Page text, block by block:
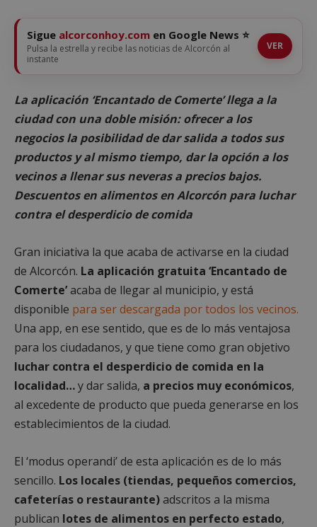
Sigue alcorconhoy.com en Google News ⭐
Pulsa la estrella y recibe las noticias de Alcorcón al
instante
VER
La aplicación ‘Encantado de Comerte’ llega a la
ciudad con una doble misión: ofrecer a los
negocios la posibilidad de dar salida a todos sus
productos y al mismo tiempo, dar la opción a los
vecinos a llenar sus neveras a precios bajos.
Descuentos en alimentos en Alcorcón para luchar
contra el desperdicio de comida
Gran iniciativa la que acaba de activarse en la ciudad
de Alcorcón. La aplicación gratuita ‘Encantado de
Comerte’acaba de llegar al municipio, y está
disponible para ser descargada por todos los vecinos.
Una app, en ese sentido, que es de lo más ventajosa
para los ciudadanos, y que tiene como gran objetivo
luchar contra el desperdicio de comida en la
localidad…y dar salida, a precios muy económicos,
al excedente de producto que pueda generarse en los
establecimientos de la ciudad.
El ‘modus operandi’ de esta aplicación es de lo más
sencillo. Los locales (tiendas, pequeños comercios,
cafeterías o restaurante)adscritos a la misma
publican lotes de alimentos en perfecto estado,